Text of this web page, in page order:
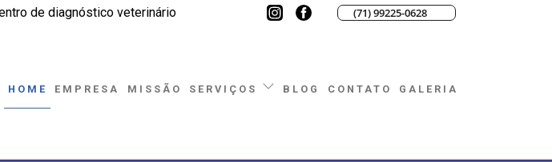
de diagnóstico veterinário (71) 99225-0628
HOME EMPRESA MISSÃO SERVIÇOS BLOG CONTATO GALERIA